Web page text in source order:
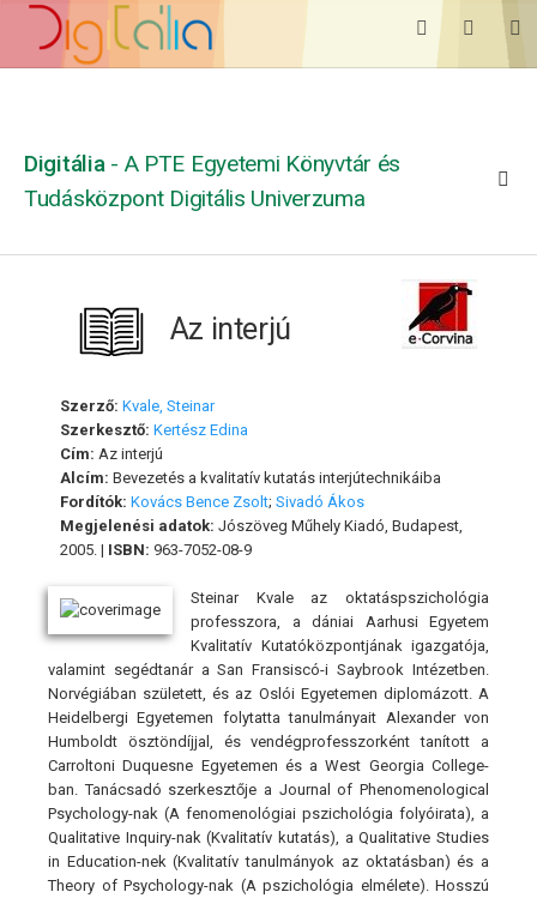
Digitália - A PTE Egyetemi Könyvtár és
Tudásközpont Digitális Univerzuma
Az interjú
Szerző: Kvale, Steinar
Szerkesztő: Kertész Edina
Cím: Az interjú
Alcím: Bevezetés a kvalitatív kutatás interjútechnikáiba
Fordítók: Kovács Bence Zsolt; Sivadó Ákos
Megjelenési adatok: Jószöveg Műhely Kiadó, Budapest,
2005. | ISBN: 963-7052-08-9
Steinar Kvale az oktatáspszichológia
professzora, a dániai Aarhusi Egyetem
Kvalitatív Kutatóközpontjának igazgatója,
valamint segédtanár a San Fransiscó-i Saybrook Intézetben.
Norvégiában született, és az Oslói Egyetemen diplomázott. A
Heidelbergi Egyetemen folytatta tanulmányait Alexander von
Humboldt ösztöndíjjal, és vendégprofesszorként tanított a
Carroltoni Duquesne Egyetemen és a West Georgia College-
ban. Tanácsadó szerkesztője a Journal of Phenomenological
Psychology-nak (A fenomenológiai pszichológia folyóirata), a
Qualitative Inquiry-nak (Kvalitatív kutatás), a Qualitative Studies
in Education-nek (Kvalitatív tanulmányok az oktatásban) és a
Theory of Psychology-nak (A pszichológia elmélete). Hosszú